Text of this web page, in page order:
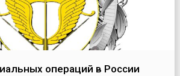
операций в России